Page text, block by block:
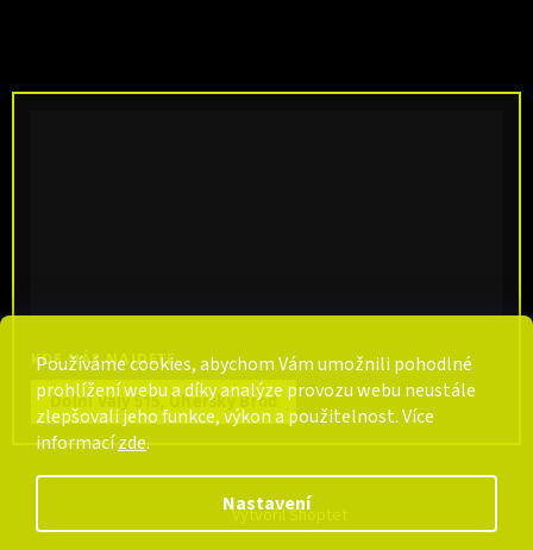
Používáme cookies, abychom Vám umožnili pohodlné
prohlížení webu a díky analýze provozu webu neustále
zlepšovali jeho funkce, výkon a použitelnost. Více
informacízde.
Nastavení
KDE NÁS NAJDETE
Dolní Valy 515, Uherský Brod
Vytvořil Shoptet